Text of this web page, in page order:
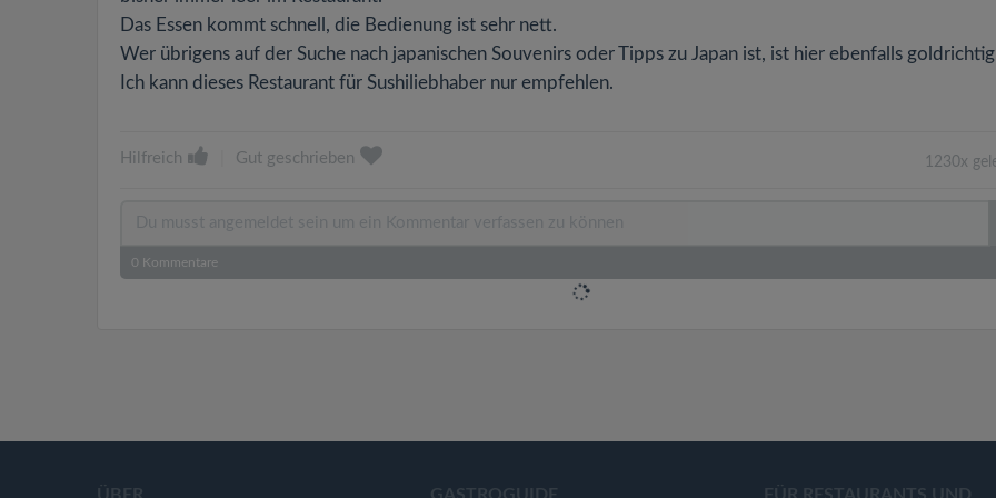
Das Essen kommt schnell, die Bedienung ist sehr nett.
Wer übrigens auf der Suche nach japanischen Souvenirs oder Tipps zu Japan ist, ist hier ebenfalls
Ich kann dieses Restaurant für Sushiliebhaber nur empfehlen.
Hilfreich Gut geschrieben 1230x
0 Kommentare